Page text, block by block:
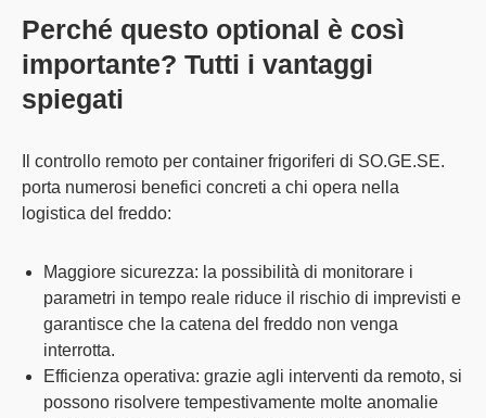
Perché questo optional è così
importante? Tutti i vantaggi
spiegati
controllo remoto per container frigoriferi di SO.GE.SE.
porta numerosi benefici concreti a chi opera nella
logistica del freddo:
Maggiore sicurezza: la possibilità di monitorare i
parametri in tempo reale riduce il rischio di imprevisti e
garantisce che la catena del freddo non venga
interrotta.
Efficienza operativa: grazie agli interventi da remoto, si
possono risolvere tempestivamente molte anomalie